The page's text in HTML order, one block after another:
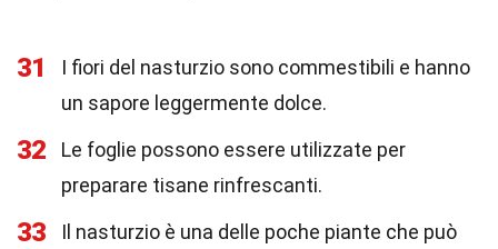
31
I fiori del nasturzio sono commestibili e hanno
un sapore leggermente dolce.
32
Le foglie possono essere utilizzate per
preparare tisane rinfrescanti.
33
Il nasturzio è una delle poche piante che può